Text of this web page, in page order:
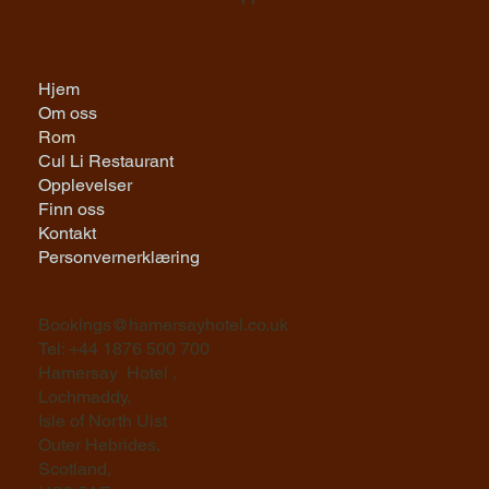
Hjem
Om oss
Rom
Cul Li Restaurant
Opplevelser
Finn oss
Kontakt
Personvernerklæring
Bookings@hamersayhotel.co.uk
Tel: +44 1876 500 700
Hamersay Hotel ,
Lochmaddy,
Isle of North Uist
Outer Hebrides,
Scotland,